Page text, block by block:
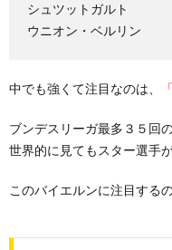
シュツットガルト
ウニオン・ベルリン
中でも強くて注目なのは、
ブンデスリーガ最多３５回
世界的に見てもスター選手
このバイエルンに注目する